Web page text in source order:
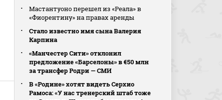
Мастантуоно перешел из «Реала» в
«Фиорентину» на правах аренды
Стало известно имя сына Валерия
Карпина
«Манчестер Сити» отклонил
предложение «Барселоны» в €50 млн
за трансфер Родри — СМИ
В «Родине» хотят видеть Серхио
Рамоса: «У нас тренерский штаб тоже